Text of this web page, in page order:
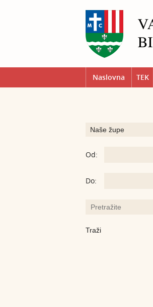
Naslovna TEK
Od:
Do: